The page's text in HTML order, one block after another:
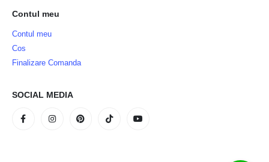
Contul meu
Contul meu
Cos
Finalizare Comanda
SOCIAL MEDIA